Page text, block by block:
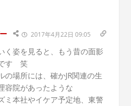
2017年4月22日 09:05
く姿を見ると、もう昔の面影
す 笑
の場所には、確かJR関連の生
容院があったような
ミ本社やイケア予定地、東警